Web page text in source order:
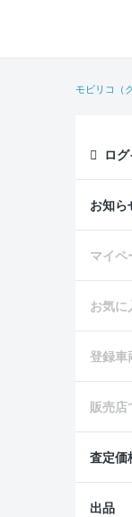
モビリコ（
ロ
お知ら
マイペ
お気に
登録車
販売店
査定価
出品